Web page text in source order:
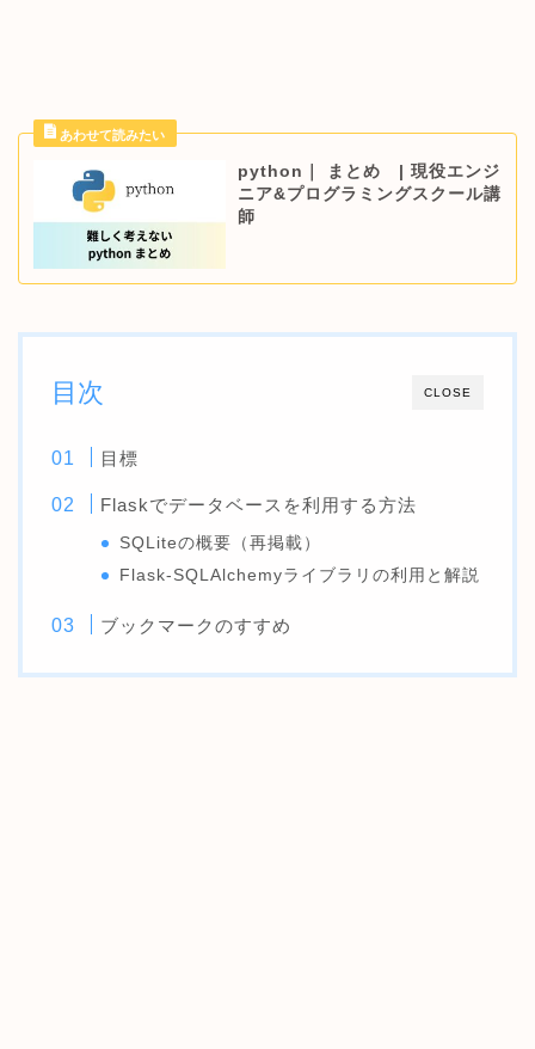
python｜ まとめ | 現役エンジ
ニア&プログラミングスクール講
師
CLOSE
目次
目標
Flaskでデータベースを利用する方法
SQLiteの概要（再掲載）
Flask-SQLAlchemyライブラリの利用と解説
ブックマークのすすめ